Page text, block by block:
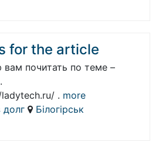
for the article
почитать по теме –
. more
долг
Білогірськ